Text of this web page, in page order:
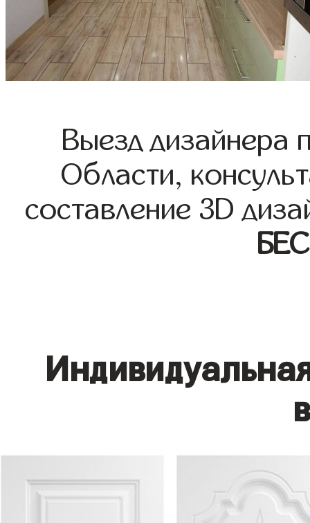
Выезд дизайнера
Области,
составление 3D